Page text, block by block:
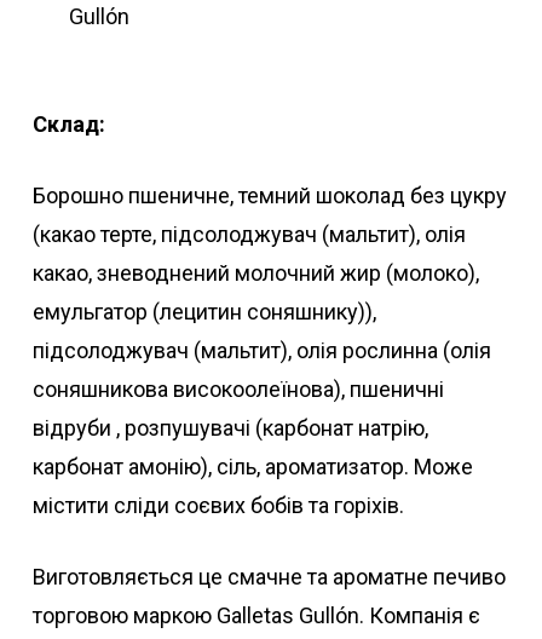
Gullón
Склад:
Борошно пшеничне, темний шоколад без цукру
(какао терте, підсолоджувач (мальтит), олія
какао, зневоднений молочний жир (молоко),
емульгатор (лецитин соняшнику)),
підсолоджувач (мальтит), олія рослинна (олія
соняшникова високоолеїнова), пшеничні
відруби , розпушувачі (карбонат натрію,
карбонат амонію), сіль, ароматизатор. Може
містити сліди соєвих бобів та горіхів.
Виготовляється це смачне та ароматне печиво
торговою маркою Galletas Gullón. Компанія є